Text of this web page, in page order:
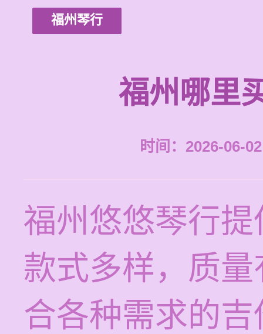
福州琴行
福州哪里
时间：2026-06-
福州悠悠琴行
款式多样，质
合各种需求的